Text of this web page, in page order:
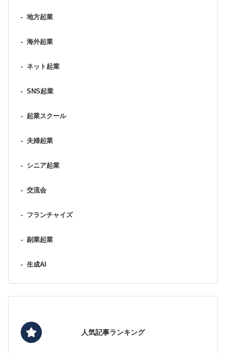
- 地方起業
- 海外起業
- ネット起業
- SNS起業
- 起業スクール
- 夫婦起業
- シニア起業
- 交流会
- フランチャイズ
- 副業起業
- 生成AI
人気記事ランキング